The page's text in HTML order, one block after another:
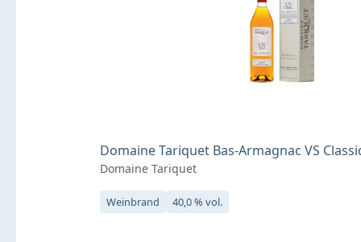
Domaine Tariquet Bas-Armagnac VS
Domaine Tariquet
Weinbrand 40,0 % vol.